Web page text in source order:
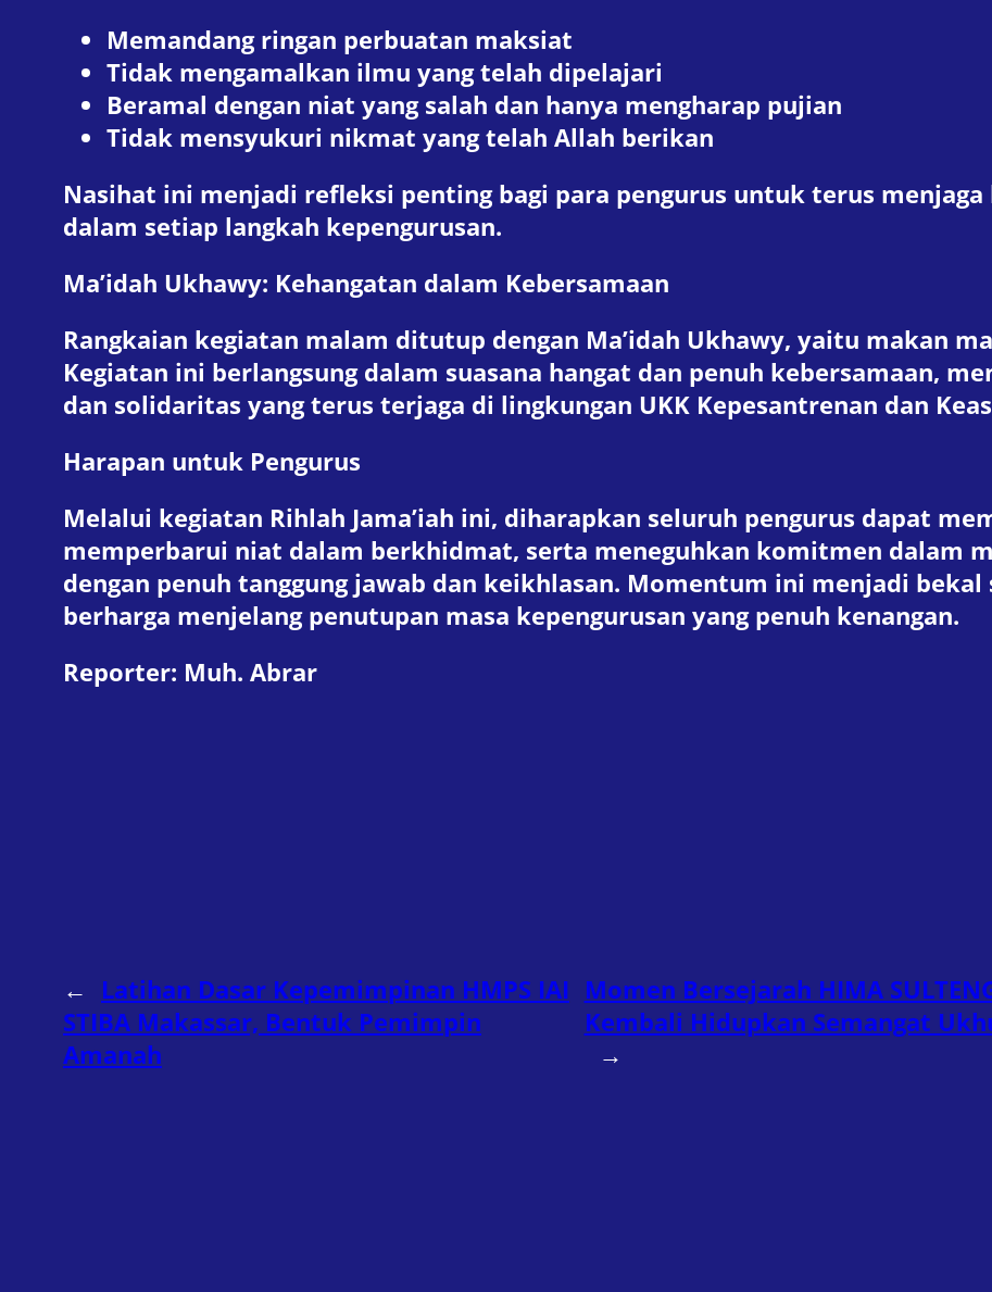
Memandang ringan perbuatan maksiat
Tidak mengamalkan ilmu yang telah dipelajari
Beramal dengan niat yang salah dan hanya mengharap pujian
Tidak mensyukuri nikmat yang telah Allah berikan
Nasihat ini menjadi refleksi penting bagi para pengurus untuk terus
dalam setiap langkah kepengurusan.
Ma’idah Ukhawy: Kehangatan dalam Kebersamaan
Rangkaian kegiatan malam ditutup dengan Ma’idah Ukhawy, yaitu makan
Kegiatan ini berlangsung dalam suasana hangat dan penuh kebersamaan,
dan solidaritas yang terus terjaga di lingkungan UKK Kepesantrenan dan
Harapan untuk Pengurus
Melalui kegiatan Rihlah Jama’iah ini, diharapkan seluruh pengurus dapat
memperbarui niat dalam berkhidmat, serta meneguhkan komitmen dalam
dengan penuh tanggung jawab dan keikhlasan. Momentum ini menjadi
berharga menjelang penutupan masa kepengurusan yang penuh kenangan.
Reporter: Muh. Abrar
←
Latihan Dasar Kepemimpinan HMPS IAI
STIBA Makassar, Bentuk Pemimpin
Amanah
Momen Bersejarah HIMA
Kembali Hidupkan Semangat
→